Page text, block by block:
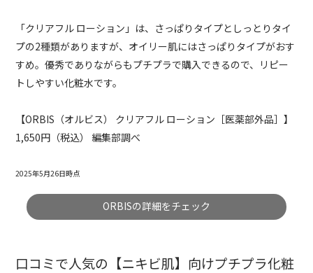
「クリアフル ローション」は、さっぱりタイプとしっとりタイ
プの2種類がありますが、オイリー肌にはさっぱりタイプがおす
すめ。優秀でありながらもプチプラで購入できるので、リピー
トしやすい化粧水です。
【ORBIS（オルビス） クリアフル ローション［医薬部外品］】
1,650円（税込） 編集部調べ
2025年5月26日時点
ORBISの詳細をチェック
口コミで人気の【ニキビ肌】向けプチプラ化粧